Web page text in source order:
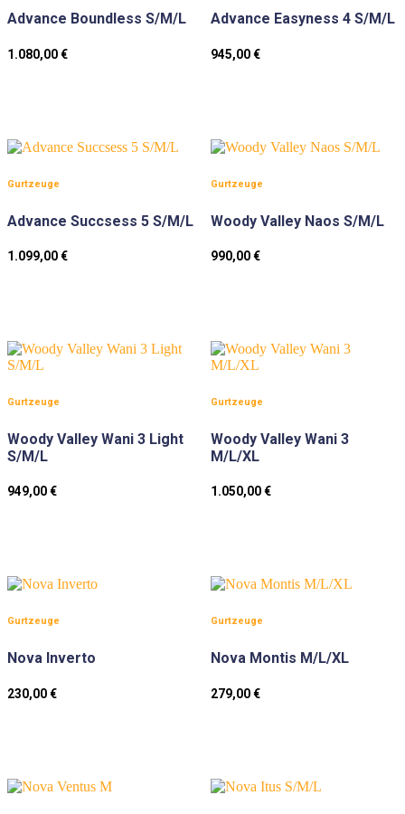
Advance Boundless S/M/L
1.080,00€
Advance Easyness 4 S/M/L
945,00€
Gurtzeuge
Advance Succsess 5 S/M/L
1.099,00€
Gurtzeuge
Woody Valley Naos S/M/L
990,00€
Gurtzeuge
Woody Valley Wani 3 Light
S/M/L
949,00€
Gurtzeuge
Woody Valley Wani 3
M/L/XL
1.050,00€
Gurtzeuge
Nova Inverto
230,00€
Gurtzeuge
Nova Montis M/L/XL
279,00€